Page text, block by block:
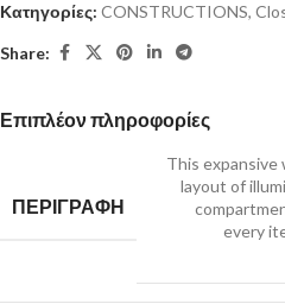
Κατηγορίες: CONSTRUCTIONS,
Share:
Επιπλέον πληροφορίες
ΠΕΡΙΓΡΑΦΗ
This expansive
layout of
every